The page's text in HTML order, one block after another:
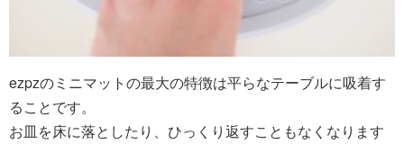
ezpzのミニマットの最大の特徴は平らなテーブルに吸着す
ることです。
お皿を床に落としたり、ひっくり返すこともなくなります